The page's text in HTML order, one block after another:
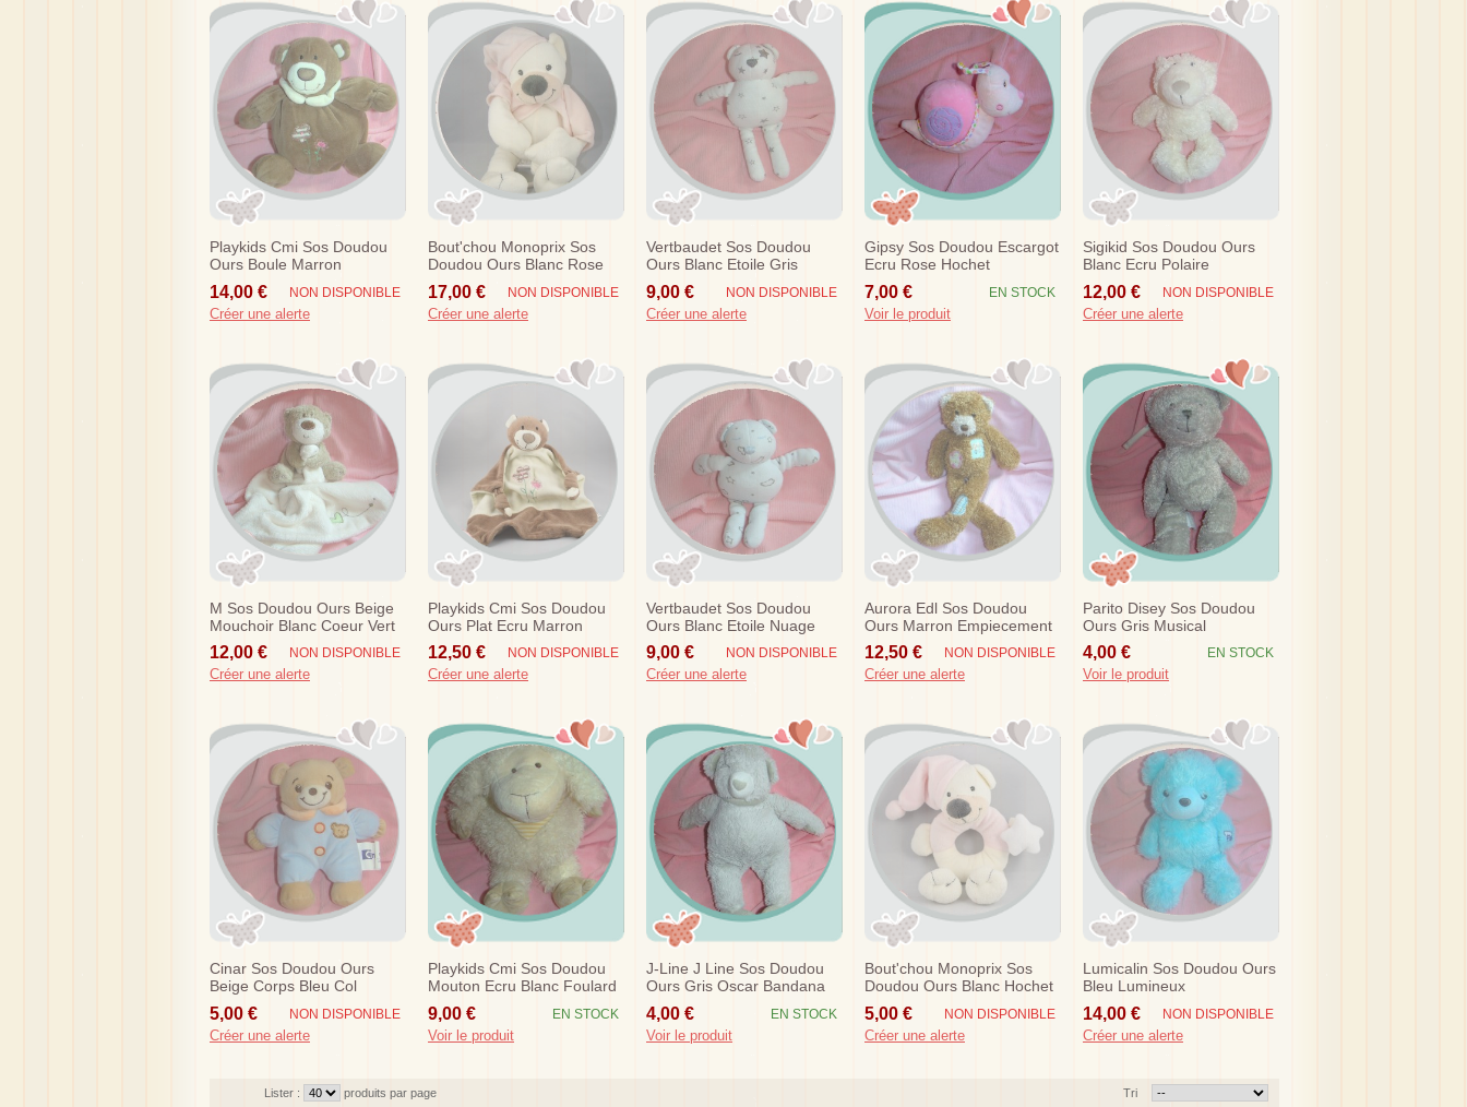
Playkids Cmi Sos Doudou
Ours Boule Marron
Chocolat Fleurs
14,00 € NON DISPONIBLE
Créer une alerte
Bout'chou Monoprix Sos
Doudou Ours Blanc Rose
Gris Etoiles Musical
17,00 € NON DISPONIBLE
Créer une alerte
Vertbaudet Sos Doudou
Ours Blanc Etoile Gris
9,00 € NON DISPONIBLE
Créer une alerte
Gipsy Sos Doudou Escargot
Ecru Rose Hochet
7,00 € EN STOCK
Voir le produit
Sigikid Sos Doudou Ours
Blanc Ecru Polaire
12,00 € NON DISPONIBLE
Créer une alerte
M Sos Doudou Ours Beige
Mouchoir Blanc Coeur Vert
Roya Brands
12,00 € NON DISPONIBLE
Créer une alerte
Playkids Cmi Sos Doudou
Ours Plat Ecru Marron
Chocolat Fleurs Calin
12,50 € NON DISPONIBLE
Créer une alerte
Vertbaudet Sos Doudou
Ours Blanc Etoile Nuage
Gris Truffe Bleu
9,00 € NON DISPONIBLE
Créer une alerte
Aurora Edl Sos Doudou
Ours Marron Empiecement
Tissu Gangly Gang
12,50 € NON DISPONIBLE
Créer une alerte
Parito Disey Sos Doudou
Ours Gris Musical
4,00 € EN STOCK
Voir le produit
Cinar Sos Doudou Ours
Beige Corps Bleu Col
Orange
5,00 € NON DISPONIBLE
Créer une alerte
Playkids Cmi Sos Doudou
Mouton Ecru Blanc Foulard
Raye Beige
9,00 € EN STOCK
Voir le produit
J-Line J Line Sos Doudou
Ours Gris Oscar Bandana
4,00 € EN STOCK
Voir le produit
Bout'chou Monoprix Sos
Doudou Ours Blanc Hochet
Rose Gris Etoiles
5,00 € NON DISPONIBLE
Créer une alerte
Lumicalin Sos Doudou Ours
Bleu Lumineux
14,00 € NON DISPONIBLE
Créer une alerte
Tri
Lister : produits par page